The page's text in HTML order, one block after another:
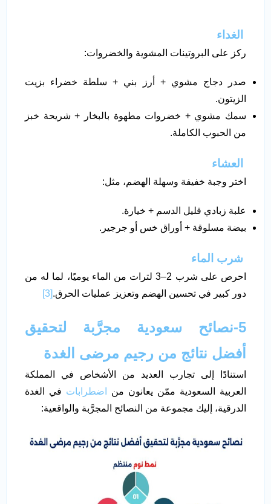
الغداء
ركز على البروتينات المشوية والخضروات:
صدر دجاج مشوي + أرز بني + سلطة خضراء بزيت
الزيتون.
سمك مشوي + خضروات مطهوة بالبخار + شريحة خبز
من الحبوب الكاملة.
العشاء
اختر وجبة خفيفة وسهلة الهضم، مثل:
علبة زبادي قليل الدسم + خيارة.
بيضة مسلوقة + أوراق خس أو جرجير.
شرب الماء
احرص على شرب 2–3 لترات من الماء يوميًا، لما له من
دور كبير في تحسين الهضم وتعزيز عمليات الحرق.[3]
5-نصائح سعودية مجرَّبة لتحقيق
أفضل نتائج من رجيم مرضى الغدة
استنادًا إلى تجارب العديد من الأشخاص في المملكة
العربية السعودية ممّن يعانون من اضطرابات في الغدة
الدرقية، إليك مجموعة من النصائح المجرَّبة والواقعية: